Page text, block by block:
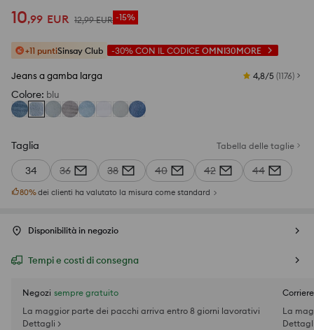
10,99 EUR 12,99 EUR -15%
+11 puntiSinsay Club -30% CON IL CODICE OMNI30MORE
Jeans a gamba larga 4,8/5 (1176)
Colore: blu
Taglia Tabella delle taglie
34 36 38 40 42 44
80%dei clienti ha valutato la misura come standard
Disponibilità in negozio
Tempi e costi di consegna
Negozi sempre gratuito
La maggior parte dei pacchi arriva entro 8 giorni lavorativi
Dettagli >
La